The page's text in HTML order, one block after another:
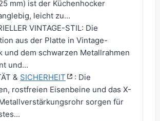
mm) ist der Küchenhocker
leicht zu...
VINTAGE-STIL: Die
aus der Platte in Vintage-
und dem schwarzen Metallrahmen
und...
& SICHERHEIT
: Die
rostfreien Eisenbeine und das X-
sorgen für